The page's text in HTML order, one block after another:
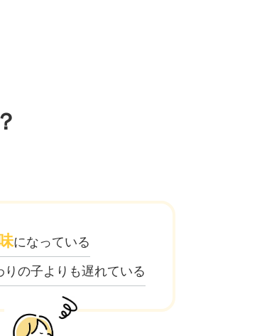
になっている
りの子よりも遅れている